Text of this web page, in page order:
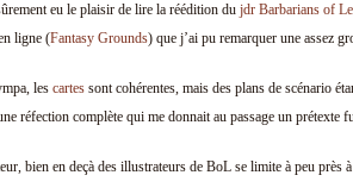
eu le plaisir de lire la réédition du jdr Barbarians of
ligne (Fantasy Grounds) que j’ai pu remarquer une assez
les cartes sont cohérentes, mais des plans de scénario
réfection complète qui me donnait au passage un
bien en deçà des illustrateurs de BoL se limite à peu près